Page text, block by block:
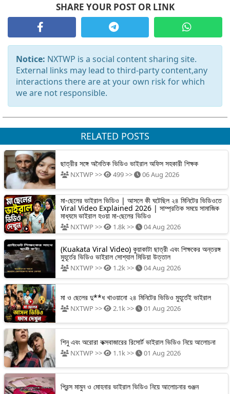
SHARE YOUR POST OR LINK
Notice: NXTWP is a social content sharing site.
External links may lead to third-party content,any
interactions there are at your own risk for which
we are not responsible.
RELATED POSTS
ছাত্রীর সঙ্গে অনৈতিক ভিডিও ভাইরাল অফিস সহকারী শিক্ষক
NXTWP >> 499 >> 06 Aug 2026
মা-ছেলের ভাইরাল ভিডিও | আসলে কী ঘটেছিল ২৪ মিনিটের ভিডিওতে
Viral Video Explained 2026 | সাম্প্রতিক সময়ে সামাজিক
মাধ্যমে ভাইরাল হওয়া মা-ছেলের ভিডিও
NXTWP >> 1.8k >> 04 Aug 2026
(Kuakata Viral Video) কুয়াকাটা ছাত্রী এবং শিক্ষকের অন্তরঙ্গ
মুহূর্তের ভিডিও ভাইরাল সোশ্যাল মিডিয়া উত্তাল
NXTWP >> 1.2k >> 04 Aug 2026
মা ও ছেলের দু**ধ খাওয়ানো ২৪ মিনিটের ভিডিও মুহূর্তেই ভাইরাল
NXTWP >> 2.1k >> 01 Aug 2026
শিনু এবং অরোরা কক্সবাজারের রিসোর্ট ভাইরাল ভিডিও নিয়ে আলোচনা
NXTWP >> 1.1k >> 01 Aug 2026
প্রিন্স মামুন ও মোহনার ভাইরাল ভিডিও নিয়ে আলোচনার গুঞ্জন